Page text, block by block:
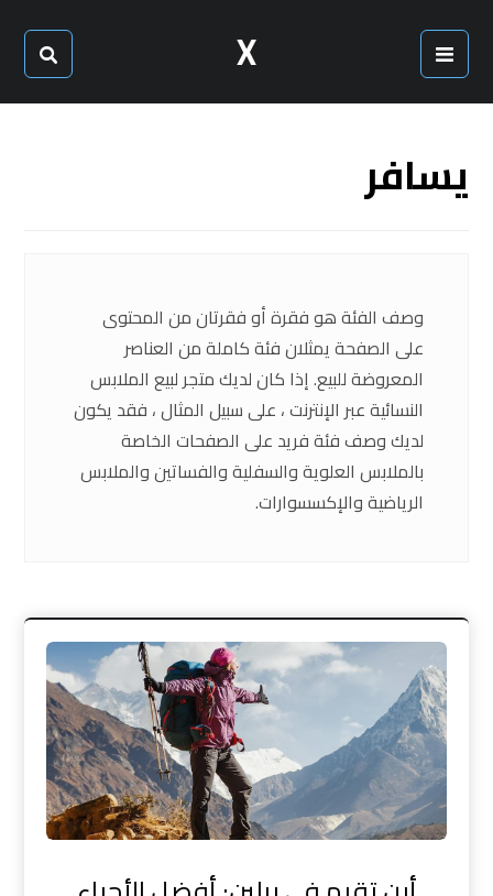
X
يسافر
وصف الفئة هو فقرة أو فقرتان من المحتوى
على الصفحة يمثلان فئة كاملة من العناصر
المعروضة للبيع. إذا كان لديك متجر لبيع الملابس
النسائية عبر الإنترنت ، على سبيل المثال ، فقد يكون
لديك وصف فئة فريد على الصفحات الخاصة
بالملابس العلوية والسفلية والفساتين والملابس
الرياضية والإكسسوارات.